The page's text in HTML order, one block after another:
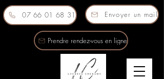
07 66 01 68 31 Envoyer un mail
Prendre rendez-vous en ligne